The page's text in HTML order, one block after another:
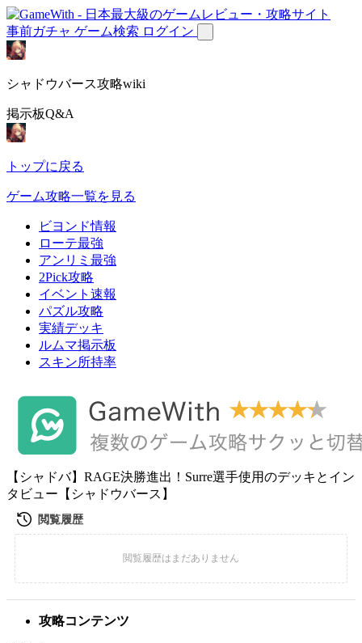
事前ガチャ ゲーム検索 ログイン
シャドウバース攻略wiki
掲示板Q&A
トップに戻る
ゲーム攻略一覧を見る
ビヨンド情報
ローテ最強
アンリミ最強
2Pick攻略
イベント速報
パズル攻略
実績デッキ
ルムマ掲示板
スキン所持率
【シャドバ】RAGE決勝進出！Surre選手使用のデッキとイン
タビュー【シャドウバース】
攻略コンテンツ